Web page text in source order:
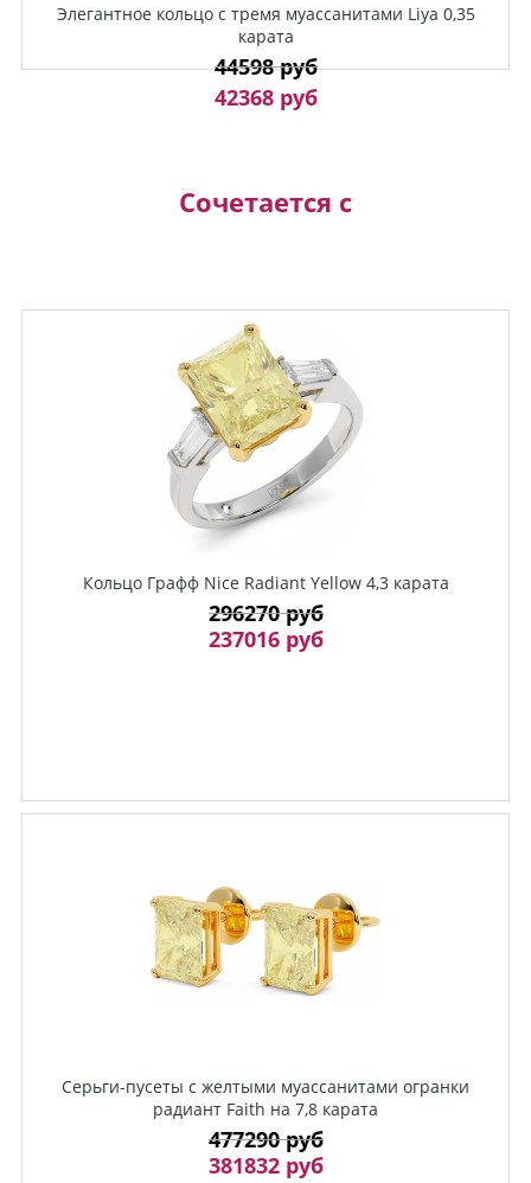
Элегантное кольцо с тремя муассанитами Liya 0,35
карата
44598 руб
42368 руб
Сочетается с
Кольцо Графф Nice Radiant Yellow 4,3 карата
296270 руб
237016 руб
Серьги-пусеты с желтыми муассанитами огранки
радиант Faith на 7,8 карата
477290 руб
381832 руб